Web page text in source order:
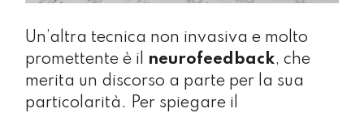
Un’altra tecnica non invasiva e molto
promettente è il neurofeedback, che
merita un discorso a parte per la sua
particolarità. Per spiegare il